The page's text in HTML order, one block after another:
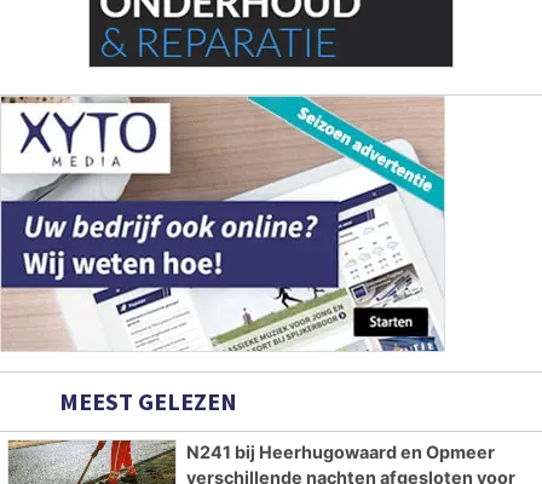
MEEST GELEZEN
N241 bij Heerhugowaard en Opmeer
verschillende nachten afgesloten voor